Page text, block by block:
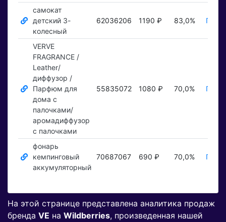
самокат
детский 3-
колесный
62036206 1190 ₽ 83,0%
VERVE
FRAGRANCE /
Leather/
диффузор /
Парфюм для
дома с
палочками/
аромадиффузор
с палочками
55835072 1080 ₽ 70,0%
фонарь
кемпинговый
аккумуляторный
70687067 690 ₽ 70,0%
На этой странице представлена аналитика продаж
бренда VE на Wildberries, произведенная нашей